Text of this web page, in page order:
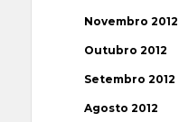
Novembro 2012
Outubro 2012
Setembro 2012
Agosto 2012